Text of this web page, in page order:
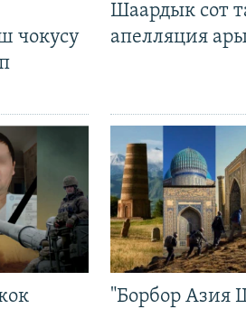
чокусу
Шаардык сот
апелляция
"Борбор Азия